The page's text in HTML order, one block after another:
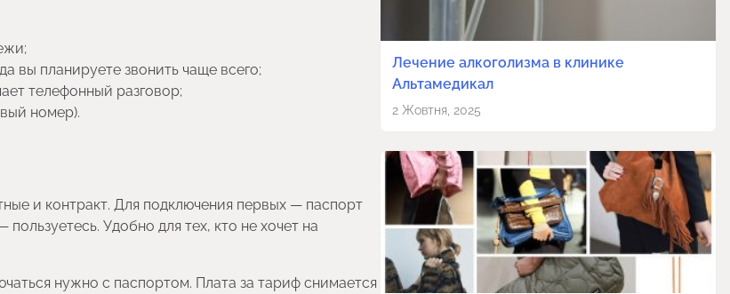
вы планируете звонить чаще всего;
телефонный разговор;
номер).
и контракт. Для подключения первых — паспорт
Удобно для тех, кто не хочет на
нужно с паспортом. Плата за тариф снимается
Лечение алкоголизма в клинике
Альтамедикал
2 Жовтня, 2025